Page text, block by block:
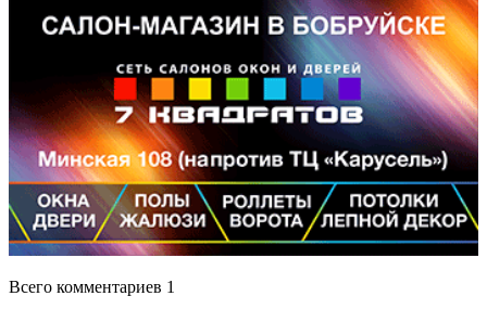
Всего комментариев 1